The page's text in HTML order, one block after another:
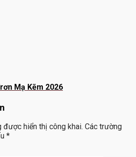
Mạ Kẽm 2026
được hiển thị công khai. Các trường
*